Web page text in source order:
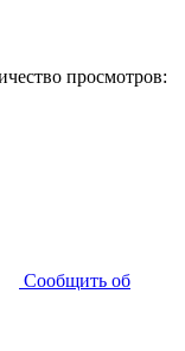
просмотров:
Сообщить об